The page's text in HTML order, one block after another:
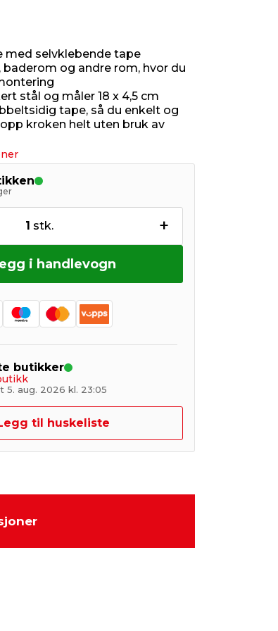
med selvklebende tape
baderom og andre rom, hvor du
stål og måler 18 x 4,5 cm
tape, så du enkelt og
kroken helt uten bruk av
1 stk. +
i handlevogn
butikker
aug. 2026 kl. 23:05
til huskeliste